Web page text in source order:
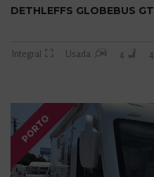
DETHLEFFS GLOBEBUS GT
Integral Usada 4 4
PORTO